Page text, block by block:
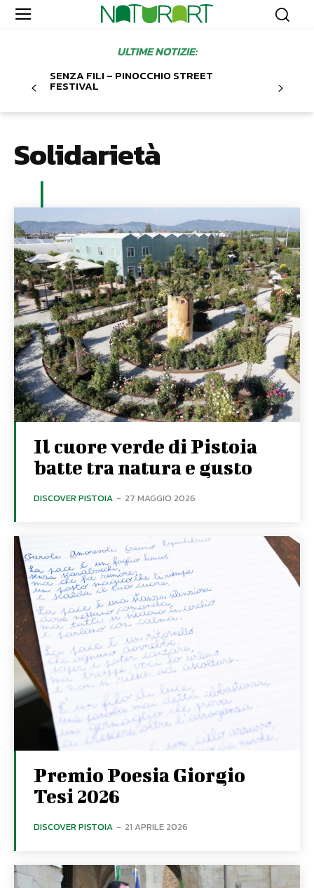
ULTIME NOTIZIE:
SENZA FILI – PINOCCHIO STREET
FESTIVAL
Solidarietà
Il cuore verde di Pistoia
batte tra natura e gusto
DISCOVER PISTOIA - 27 MAGGIO 2026
Premio Poesia Giorgio
Tesi 2026
DISCOVER PISTOIA - 21 APRILE 2026